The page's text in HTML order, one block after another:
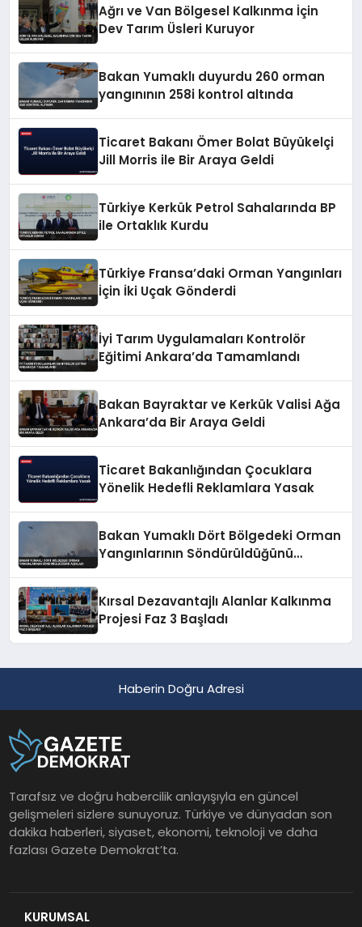
Ağrı ve Van Bölgesel Kalkınma İçin
Dev Tarım Üsleri Kuruyor
Bakan Yumaklı duyurdu 260 orman
yangınının 258i kontrol altında
Ticaret Bakanı Ömer Bolat Büyükelçi
Jill Morris ile Bir Araya Geldi
Türkiye Kerkük Petrol Sahalarında BP
ile Ortaklık Kurdu
Türkiye Fransa’daki Orman Yangınları
İçin İki Uçak Gönderdi
İyi Tarım Uygulamaları Kontrolör
Eğitimi Ankara’da Tamamlandı
Bakan Bayraktar ve Kerkük Valisi Ağa
Ankara’da Bir Araya Geldi
Ticaret Bakanlığından Çocuklara
Yönelik Hedefli Reklamlara Yasak
Bakan Yumaklı Dört Bölgedeki Orman
Yangınlarının Söndürüldüğünü
Kırsal Dezavantajlı Alanlar Kalkınma
Projesi Faz 3 Başladı
Haberin Doğru Adresi
Tarafsız ve doğru habercilik anlayışıyla en güncel
gelişmeleri sizlere sunuyoruz. Türkiye ve dünyadan son
dakika haberleri, siyaset, ekonomi, teknoloji ve daha
fazlası Gazete Demokrat’ta.
KURUMSAL